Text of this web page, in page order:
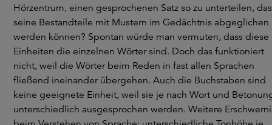
Hörzentrum, einen gesprochenen Satz so zu unterteilen,
seine Bestandteile mit Mustern im Gedächtnis abgeglichen
werden können? Spontan würde man vermuten, dass diese
Einheiten die einzelnen Wörter sind. Doch das funktioniert
nicht, weil die Wörter beim Reden in fast allen Sprachen
fließend ineinander übergehen. Auch die Buchstaben sind
keine geeignete Einheit, weil sie je nach Wort und
unterschiedlich ausgesprochen werden. Weitere